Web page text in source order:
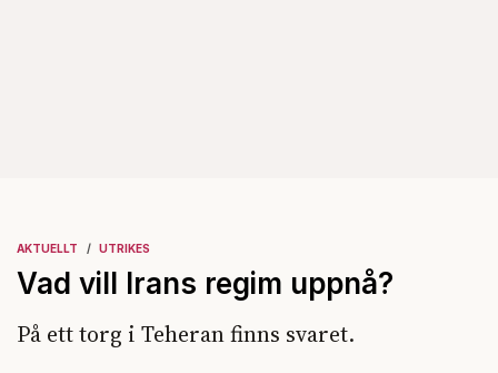
AKTUELLT UTRIKES
Vad vill Irans regim uppnå?
På ett torg i Teheran finns svaret.